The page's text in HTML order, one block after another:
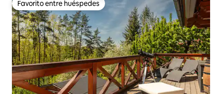
Favorito entre huéspedes
Favorito entre huéspedes